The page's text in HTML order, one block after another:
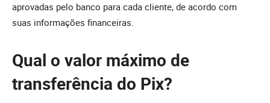
aprovadas pelo banco para cada cliente, de acordo com
suas informações financeiras.
Qual o valor máximo de
transferência do Pix?